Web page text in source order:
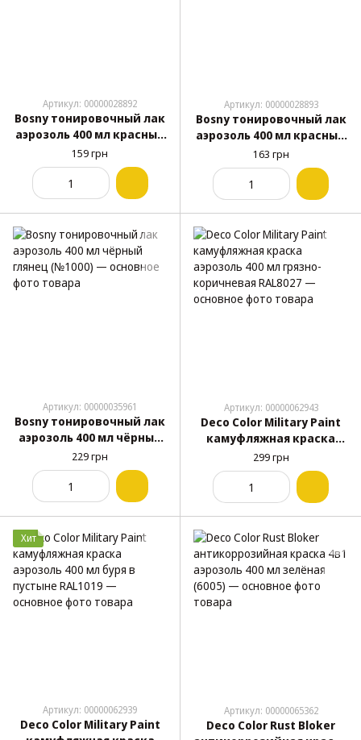
Артикул: 00000028892
Bosny тонировочный лак
аэрозоль 400 мл красный
яркий (№67)
159 грн
Артикул: 00000028893
Bosny тонировочный лак
аэрозоль 400 мл красный
(№01)
163 грн
Артикул: 00000035961
Bosny тонировочный лак
аэрозоль 400 мл чёрный
глянец (№1000)
229 грн
Артикул: 00000062943
Deco Color Military Paint
камуфляжная краска
аэрозоль 400 мл грязно-
коричневая RAL8027
299 грн
Хит
Артикул: 00000062939
Deco Color Military Paint
Артикул: 00000065362
Deco Color Rust Bloker